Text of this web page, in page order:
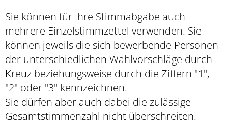
Sie können für Ihre Stimmabgabe auch
mehrere Einzelstimmzettel verwenden. Sie
können jeweils die sich bewerbende Personen
der unterschiedlichen Wahlvorschläge durch
Kreuz beziehungsweise durch die Ziffern "1",
"2" oder "3" kennzeichnen.
Sie dürfen aber auch dabei die zulässige
Gesamtstimmenzahl nicht überschreiten.